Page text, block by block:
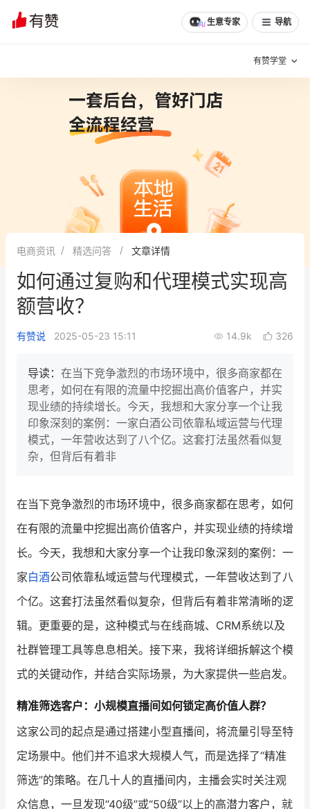
生意专家 导航
有赞学堂
增长方法
有赞专家说
新零售最佳实践
面对面聊增长
新零售大会
增长产品指南
智库 产品场景库
产品更新动态
新零售资讯
培训课程
增长俱乐部
增长俱乐部 有赞商盟
商家社区 社群交流
合作共进
入驻有赞 认证代理商
电商资讯 精选问答 文章详情
如何通过复购和代理模式实现高
额营收？
有赞说 2025-05-23 15:11 14.9k 326
导读： 在当下竞争激烈的市场环境中，很多商家都在
思考，如何在有限的流量中挖掘出高价值客户，并实
现业绩的持续增长。今天，我想和大家分享一个让我
印象深刻的案例：一家白酒公司依靠私域运营与代理
模式，一年营收达到了八个亿。这套打法虽然看似复
杂，但背后有着非
在当下竞争激烈的市场环境中，很多商家都在思考，如何
在有限的流量中挖掘出高价值客户，并实现业绩的持续增
长。今天，我想和大家分享一个让我印象深刻的案例：一
家白酒公司依靠私域运营与代理模式，一年营收达到了八
个亿。这套打法虽然看似复杂，但背后有着非常清晰的逻
辑。更重要的是，这种模式与在线商城、CRM系统以及
社群管理工具等息息相关。接下来，我将详细拆解这个模
式的关键动作，并结合实际场景，为大家提供一些启发。
精准筛选客户：小规模直播间如何锁定高价值人群？
这家公司的起点是通过搭建小型直播间，将流量引导至特
定场景中。他们并不追求大规模人气，而是选择了“精准
筛选”的策略。在几十人的直播间内，主播会实时关注观
众信息，一旦发现“40级”或“50级”以上的高潜力客户，就